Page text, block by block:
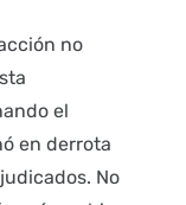
no
el
en derrota
No